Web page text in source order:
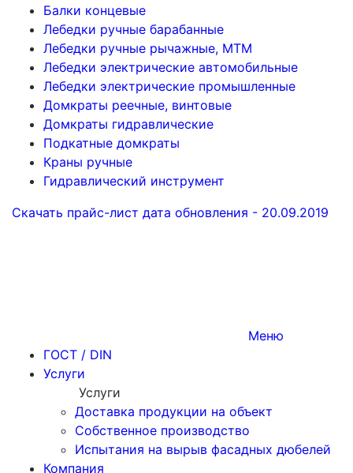
Балки концевые
Лебедки ручные барабанные
Лебедки ручные рычажные, МТМ
Лебедки электрические автомобильные
Лебедки электрические промышленные
Домкраты реечные, винтовые
Домкраты гидравлические
Подкатные домкраты
Краны ручные
Гидравлический инструмент
Скачать прайс-лист дата обновления - 20.09.2019
Меню
ГОСТ / DIN
Услуги
Услуги
Доставка продукции на объект
Собственное производство
Испытания на вырыв фасадных дюбелей
Компания